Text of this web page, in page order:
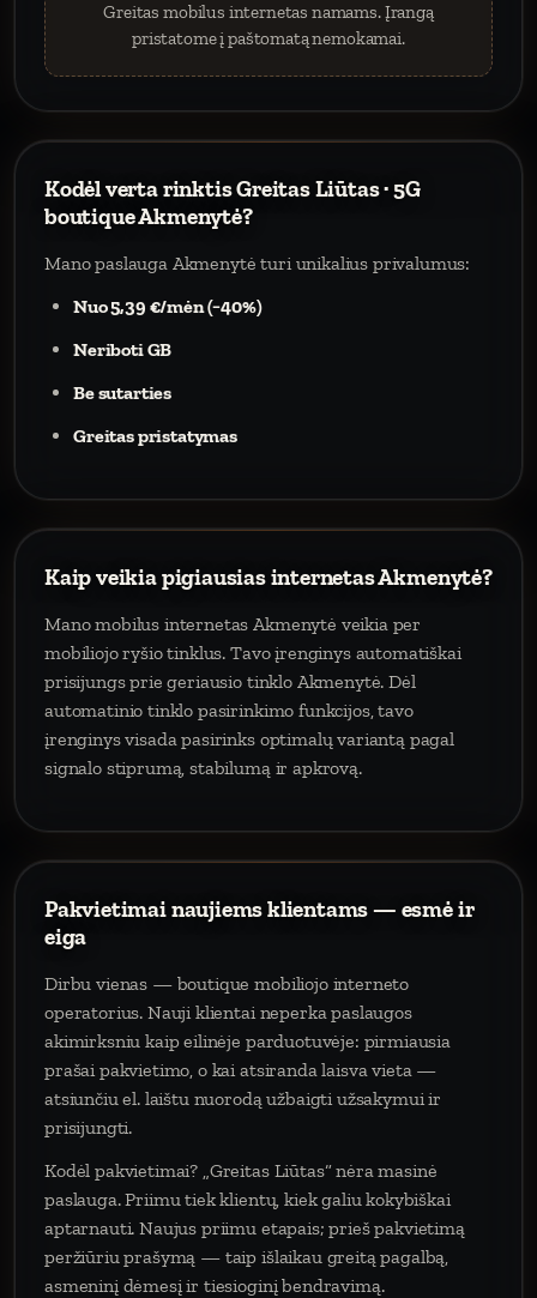
Greitas mobilus internetas namams. Įrangą
pristatome į paštomatą nemokamai.
Kodėl verta rinktis Greitas Liūtas · 5G
boutique Akmenytė?
Mano paslauga Akmenytė turi unikalius privalumus:
Nuo 5,39 €/mėn (−40%)
Neriboti GB
Be sutarties
Greitas pristatymas
Kaip veikia pigiausias internetas Akmenytė?
Mano mobilus internetas Akmenytė veikia per
mobiliojo ryšio tinklus. Tavo įrenginys automatiškai
prisijungs prie geriausio tinklo Akmenytė. Dėl
automatinio tinklo pasirinkimo funkcijos, tavo
įrenginys visada pasirinks optimalų variantą pagal
signalo stiprumą, stabilumą ir apkrovą.
Pakvietimai naujiems klientams — esmė ir
eiga
Dirbu vienas — boutique mobiliojo interneto
operatorius. Nauji klientai neperka paslaugos
akimirksniu kaip eilinėje parduotuvėje: pirmiausia
prašai pakvietimo, o kai atsiranda laisva vieta —
atsiunčiu el. laištu nuorodą užbaigti užsakymui ir
prisijungti.
Kodėl pakvietimai? „Greitas Liūtas“ nėra masinė
paslauga. Priimu tiek klientų, kiek galiu kokybiškai
aptarnauti. Naujus priimu etapais; prieš pakvietimą
peržiūriu prašymą — taip išlaikau greitą pagalbą,
asmeninį dėmesį ir tiesioginį bendravimą.